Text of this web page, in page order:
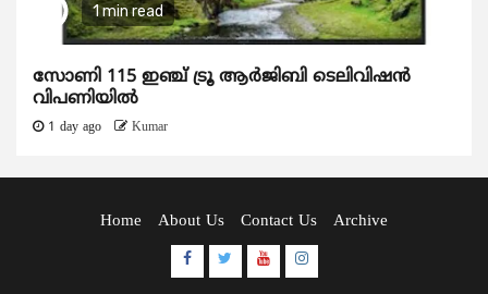
1 min read
സോണി 115 ഇഞ്ച് ട്രൂ ആർജിബി ടെലിവിഷൻ
വിപണിയിൽ
1 day ago Kumar
Home About Us Contact Us Archive
Facebook
TwitterYoutubeInstagram